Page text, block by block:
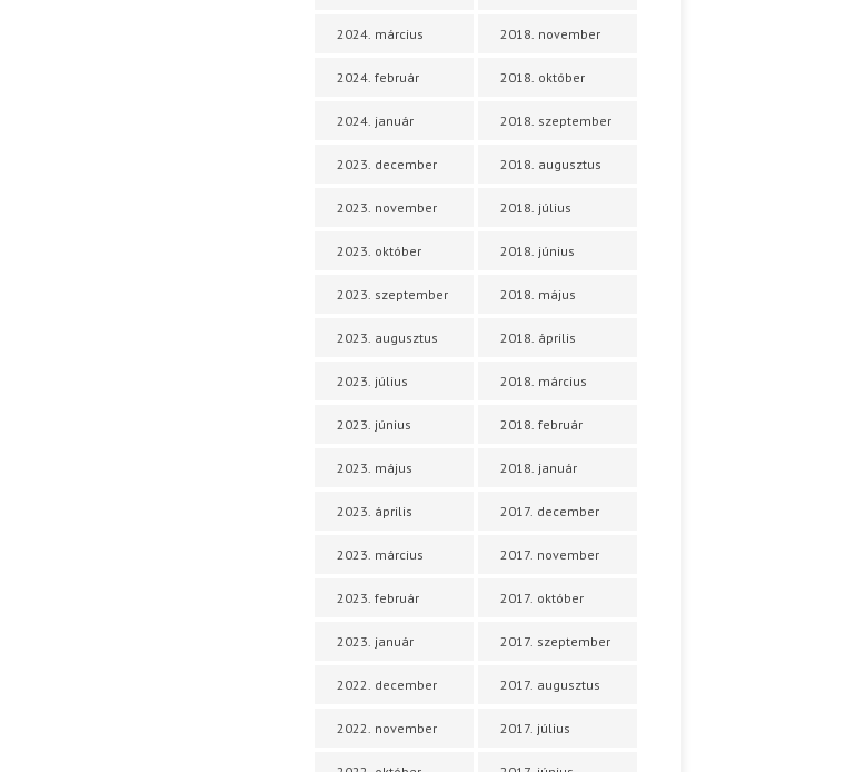
2024. március
2024. február
2024. január
2023. december
2023. november
2023. október
2023. szeptember
2023. augusztus
2023. július
2023. június
2023. május
2023. április
2023. március
2023. február
2023. január
2022. december
2022. november
2018. november
2018. október
2018. szeptember
2018. augusztus
2018. július
2018. június
2018. május
2018. április
2018. március
2018. február
2018. január
2017. december
2017. november
2017. október
2017. szeptember
2017. augusztus
2017. július